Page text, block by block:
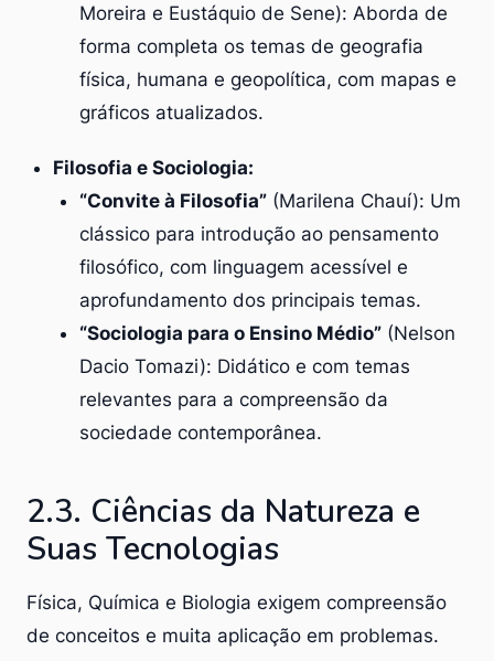
Moreira e Eustáquio de Sene): Aborda de
forma completa os temas de geografia
física, humana e geopolítica, com mapas e
gráficos atualizados.
Filosofia e Sociologia:
“Convite à Filosofia” (Marilena Chauí): Um
clássico para introdução ao pensamento
filosófico, com linguagem acessível e
aprofundamento dos principais temas.
“Sociologia para o Ensino Médio” (Nelson
Dacio Tomazi): Didático e com temas
relevantes para a compreensão da
sociedade contemporânea.
2.3. Ciências da Natureza e
Suas Tecnologias
Física, Química e Biologia exigem compreensão
de conceitos e muita aplicação em problemas.